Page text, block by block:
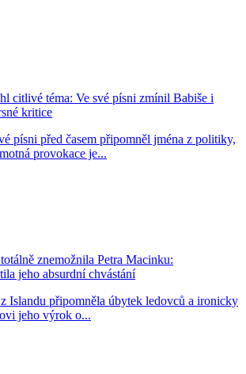
citlivé téma: Ve své písni zmínil Babiše i
kritice
písni před časem připomněl jména z politiky,
provokace je...
znemožnila Petra Macinku:
jeho absurdní chvástání
Islandu připomněla úbytek ledovců a ironicky
jeho výrok o...